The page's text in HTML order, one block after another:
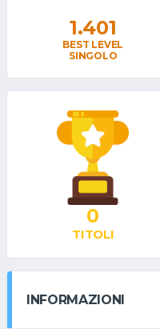
1.401
BEST LEVEL
SINGOLO
0
TITOLI
INFORMAZIONI